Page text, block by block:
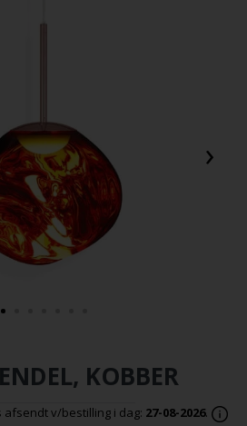
›
KOBBER
afsendt v/bestilling i dag: 27-08-2026.